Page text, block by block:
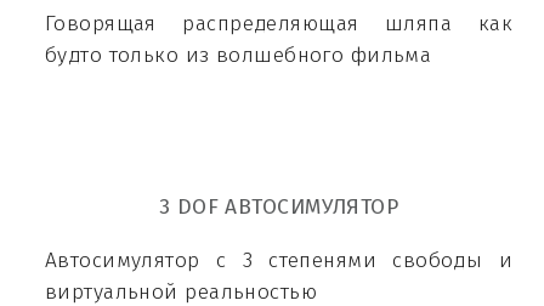
Говорящая распределяющая шляпа как
будто только из волшебного фильма
3 DOF АВТОСИМУЛЯТОР
Автосимулятор с 3 степенями свободы и
виртуальной реальностью